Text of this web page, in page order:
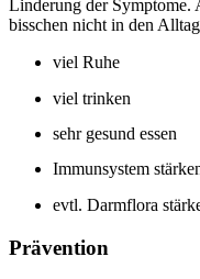
Linderung der
bisschen nicht in den
viel Ruhe
viel trinken
sehr gesund essen
Immunsystem
evtl. Darmflora
Prävention